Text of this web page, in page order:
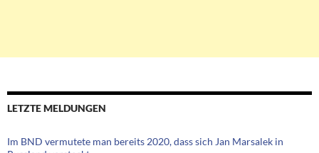
LETZTE MELDUNGEN
Im BND vermutete man bereits 2020, dass sich Jan Marsalek in